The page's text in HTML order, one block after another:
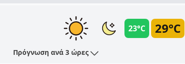
29°C
23°C
Πρόγνωση ανά 3 ώρες